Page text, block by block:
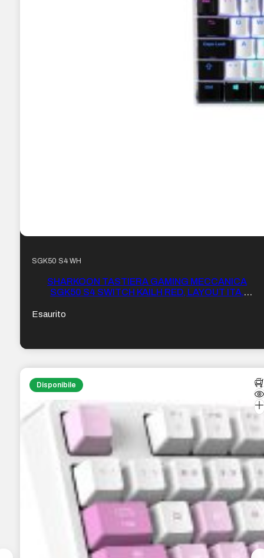
SGK50 S4 WH
SHARKOON TASTIERA GAMING MECCANICA
SGK50 S4 SWITCH KAILH RED, LAYOUT ITA,
Esaurito
Disponibile